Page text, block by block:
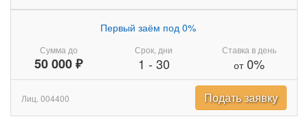
Сумма до
50 000 ₽
Первый заём под 0%
Срок, дни
1 - 30
Ставка в день
от0%
Лиц. 004400 Подать заявку